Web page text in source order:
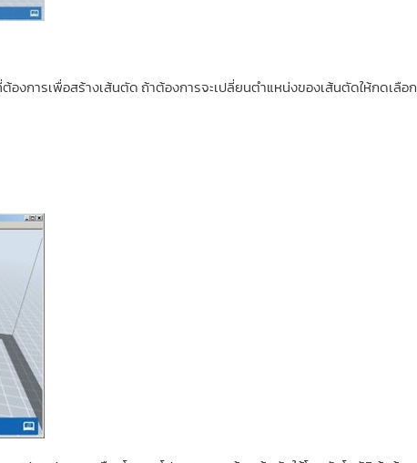
องการเพื่อสร้างเส้นตัด ถ้าต้องการจะเปลี่ยนตำแหน่งของเส้นตัดให้กดเลื